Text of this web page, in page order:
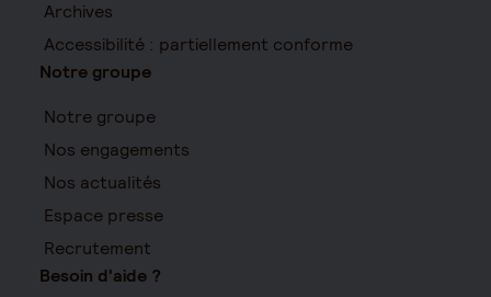
Archives
Accessibilité : partiellement conforme
Notre groupe
Notre groupe
Nos engagements
Nos actualités
Espace presse
Recrutement
Besoin d'aide ?